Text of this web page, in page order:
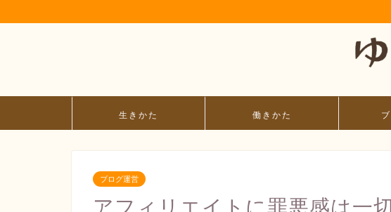
生きかた 働きかた
ブログ運営
アフィリエイトに罪悪感は一